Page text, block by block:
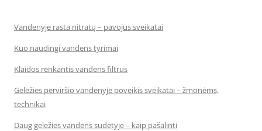
Vandenyje rasta nitratų – pavojus sveikatai
Kuo naudingi vandens tyrimai
Klaidos renkantis vandens filtrus
Geležies perviršio vandenyje poveikis sveikatai – žmonėms,
technikai
Daug geležies vandens sudėtyje – kaip pašalinti